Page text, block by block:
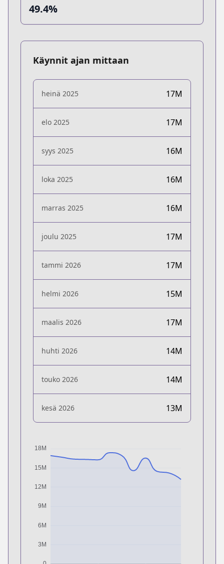
49.4%
Käynnit ajan mittaan
heinä 2025 17M
elo 2025 17M
syys 2025 16M
loka 2025 16M
marras 2025 16M
joulu 2025 17M
tammi 2026 17M
helmi 2026 15M
maalis 2026 17M
huhti 2026 14M
touko 2026 14M
kesä 2026 13M